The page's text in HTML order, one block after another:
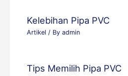
Kelebihan Pipa PVC
Artikel / Byadmin
Tips Memilih Pipa PVC